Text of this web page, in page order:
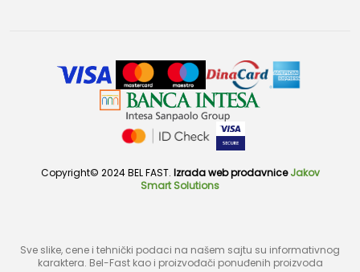
Copyright© 2024 BEL FAST. Izrada web prodavnice Jakov
Smart Solutions
Sve slike, cene i tehnički podaci na našem sajtu su informativnog
karaktera. Bel-Fast kao i proizvođači ponuđenih proizvoda